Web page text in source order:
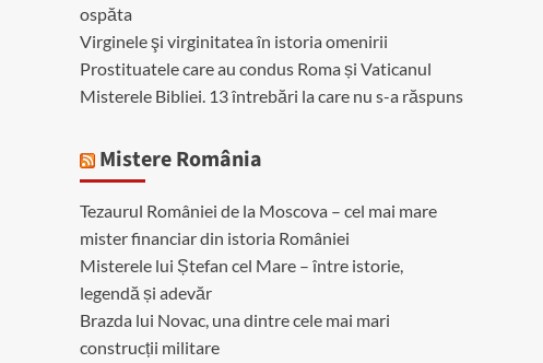
ospăta
Virginele şi virginitatea în istoria omenirii
Prostituatele care au condus Roma și Vaticanul
Misterele Bibliei. 13 întrebări la care nu s-a răspuns
Mistere România
Tezaurul României de la Moscova – cel mai mare
mister financiar din istoria României
Misterele lui Ștefan cel Mare – între istorie,
legendă și adevăr
Brazda lui Novac, una dintre cele mai mari
construcții militare